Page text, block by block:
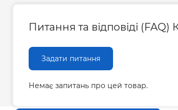
Питання та відповіді
Задати питання
Немає запитань про цей товар.